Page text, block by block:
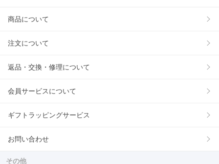
商品について
注文について
返品・交換・修理について
会員サービスについて
ギフトラッピングサービス
お問い合わせ
その他